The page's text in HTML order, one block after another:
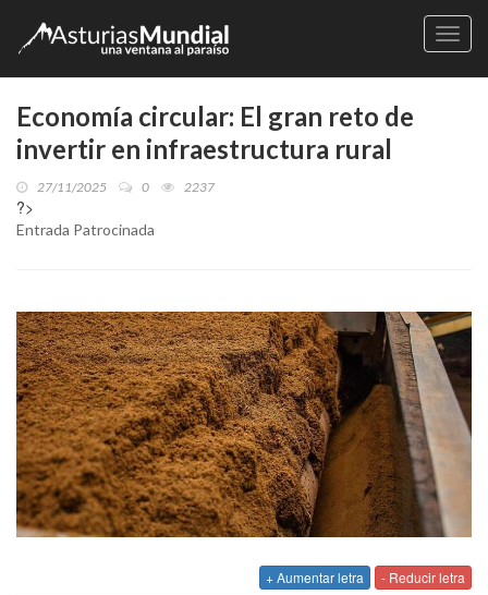
Economía circular: El gran reto de
invertir en infraestructura rural
27/11/2025 0 2237
?>
Entrada Patrocinada
+ Aumentar letra - Reducir letra